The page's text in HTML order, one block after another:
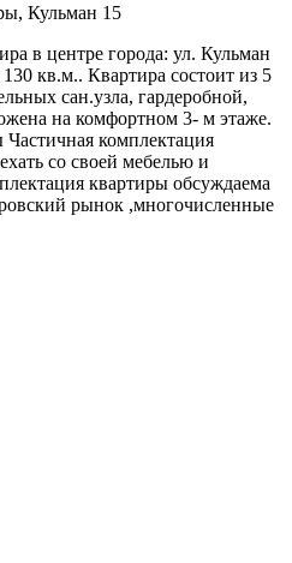
Кульман 15
в центре города: ул. Кульман
кв.м.. Квартира состоит из 5
сан.узла, гардеробной,
на комфортном 3- м этаже.
комплектация
со своей мебелью и
квартиры обсуждаема
рынок ,многочисленные